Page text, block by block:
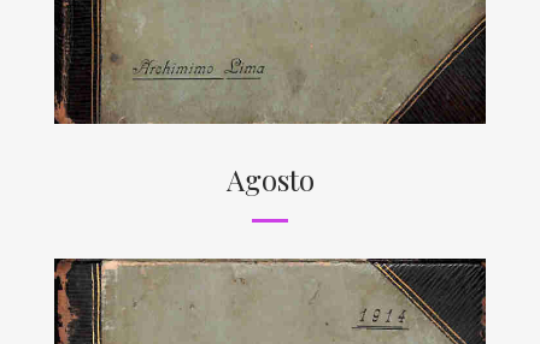
Agosto